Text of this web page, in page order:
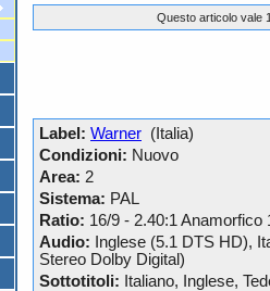
Questo articolo vale
Label: Warner (Italia)
Condizioni: Nuovo
Area: 2
Sistema: PAL
Ratio: 16/9 - 2.40:1 Anamorfico
Audio: Inglese (5.1 DTS HD),
Stereo Dolby Digital)
Sottotitoli: Italiano, Inglese,